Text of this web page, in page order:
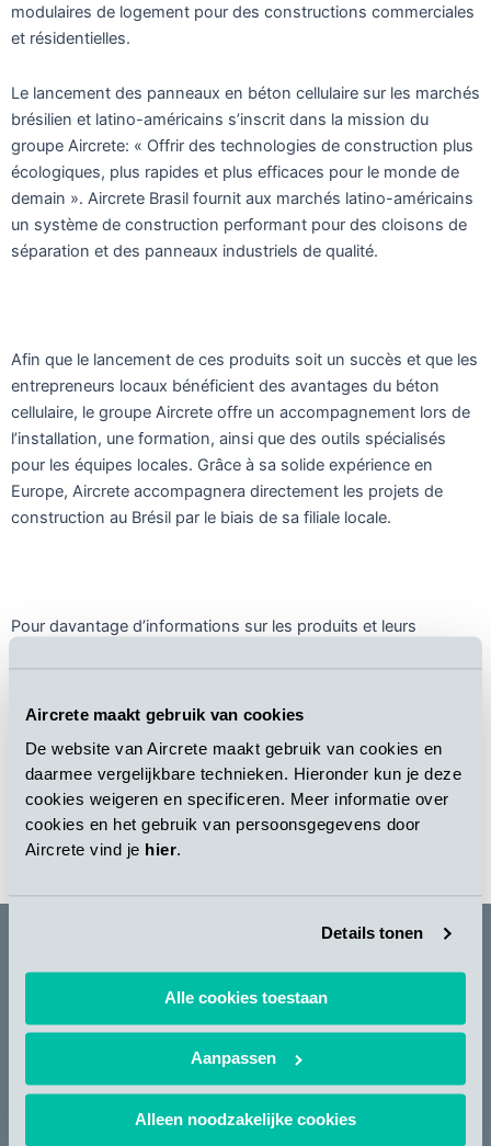
Aircrete maakt gebruik van cookies
De website van Aircrete maakt gebruik van cookies en
daarmee vergelijkbare technieken. Hieronder kun je deze
cookies weigeren en specificeren. Meer informatie over
cookies en het gebruik van persoonsgegevens door
Aircrete vind je hier.
Details tonen
Alle cookies toestaan
Aanpassen
Alleen noodzakelijke cookies
modulaires de logement pour des constructions commerciales
et résidentielles.
Le lancement des panneaux en béton cellulaire sur les marchés
brésilien et latino-américains s’inscrit dans la mission du
groupe Aircrete: « Offrir des technologies de construction plus
écologiques, plus rapides et plus efficaces pour le monde de
demain ». Aircrete Brasil fournit aux marchés latino-américains
un système de construction performant pour des cloisons de
séparation et des panneaux industriels de qualité.
Afin que le lancement de ces produits soit un succès et que les
entrepreneurs locaux bénéficient des avantages du béton
cellulaire, le groupe Aircrete offre un accompagnement lors de
l’installation, une formation, ainsi que des outils spécialisés
pour les équipes locales. Grâce à sa solide expérience en
Europe, Aircrete accompagnera directement les projets de
construction au Brésil par le biais de sa filiale locale.
Pour davantage d’informations sur les produits et leurs
{gallery}brasil{/gallery}
S’INSCRIRE
Copyright© 2024 AIRCRETE EUROPE